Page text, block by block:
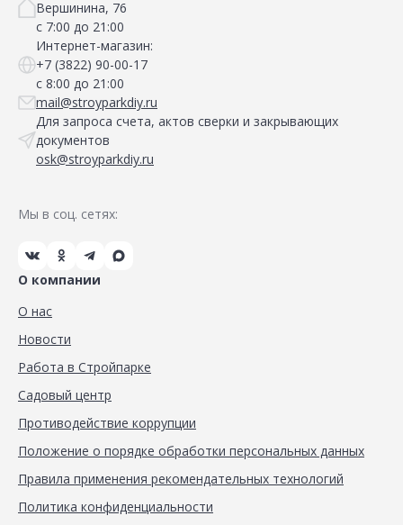
Вершинина, 76
с 7:00 до 21:00
Интернет-магазин:
+7 (3822) 90-00-17
с 8:00 до 21:00
mail@stroyparkdiy.ru
Для запроса счета, актов сверки и закрывающих
документов
osk@stroyparkdiy.ru
Мы в соц. сетях:
О компании
О нас
Новости
Работа в Стройпарке
Садовый центр
Противодействие коррупции
Положение о порядке обработки персональных данных
Правила применения рекомендательных технологий
Политика конфиденциальности